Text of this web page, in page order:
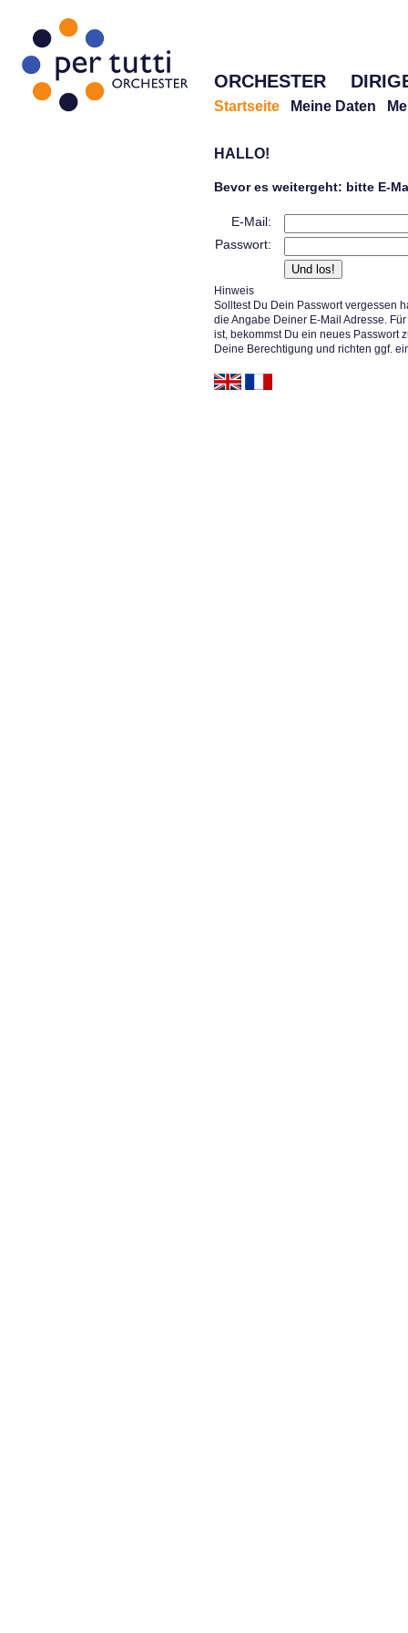
ORCHESTER
Startseite Meine Daten
HALLO!
Bevor es weitergeht: bitte E-
E-Mail:
Passwort:
Hinweis
Solltest Du Dein Passwort vergessen
die Angabe Deiner E-Mail Adresse.
ist, bekommst Du ein neues Passwort
Deine Berechtigung und richten ggf.